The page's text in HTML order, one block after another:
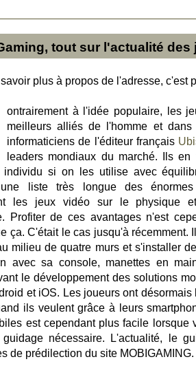
tout sur l'actualité des
plus à propos de l'adresse, c'est
ontrairement à l'idée populaire, les
meilleurs alliés de l'homme et
informaticiens de l'éditeur français
leaders mondiaux du marché. Ils en
individu si on les utilise avec
liste très longue des
les jeux vidéo sur le physique
Profiter de ces avantages n'est
ça. C'était le cas jusqu'à récemment.
milieu de quatre murs et s'installer
avec sa console, manettes en
le développement des solutions
et iOS. Les joueurs ont
ils veulent grâce à leurs
est cependant plus facile
nécessaire. L'actualité, le
de prédilection du site MOBIGAMING.